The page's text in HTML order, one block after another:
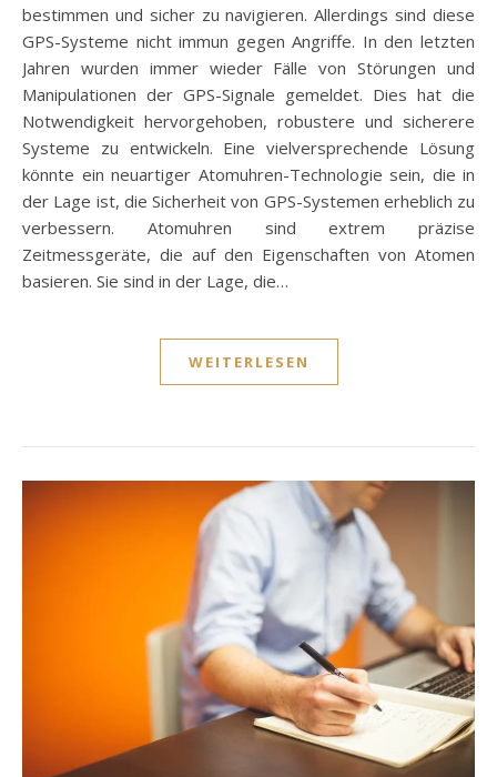
bestimmen und sicher zu navigieren. Allerdings sind diese
GPS-Systeme nicht immun gegen Angriffe. In den letzten
Jahren wurden immer wieder Fälle von Störungen und
Manipulationen der GPS-Signale gemeldet. Dies hat die
Notwendigkeit hervorgehoben, robustere und sicherere
Systeme zu entwickeln. Eine vielversprechende Lösung
könnte ein neuartiger Atomuhren-Technologie sein, die in
der Lage ist, die Sicherheit von GPS-Systemen erheblich zu
verbessern. Atomuhren sind extrem präzise
Zeitmessgeräte, die auf den Eigenschaften von Atomen
basieren. Sie sind in der Lage, die…
WEITERLESEN